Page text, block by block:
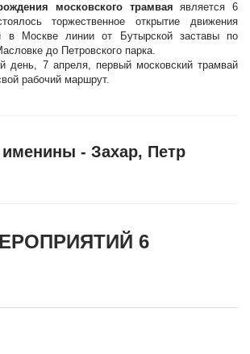
московского трамвая является 6
торжественное открытие движения
в Москве линии от Бутырской заставы по
до Петровского парка.
день, 7 апреля, первый московский трамвай
рабочий маршрут.
- Захар, Петр
6